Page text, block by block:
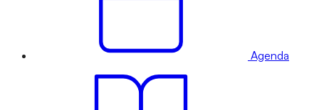
Agenda